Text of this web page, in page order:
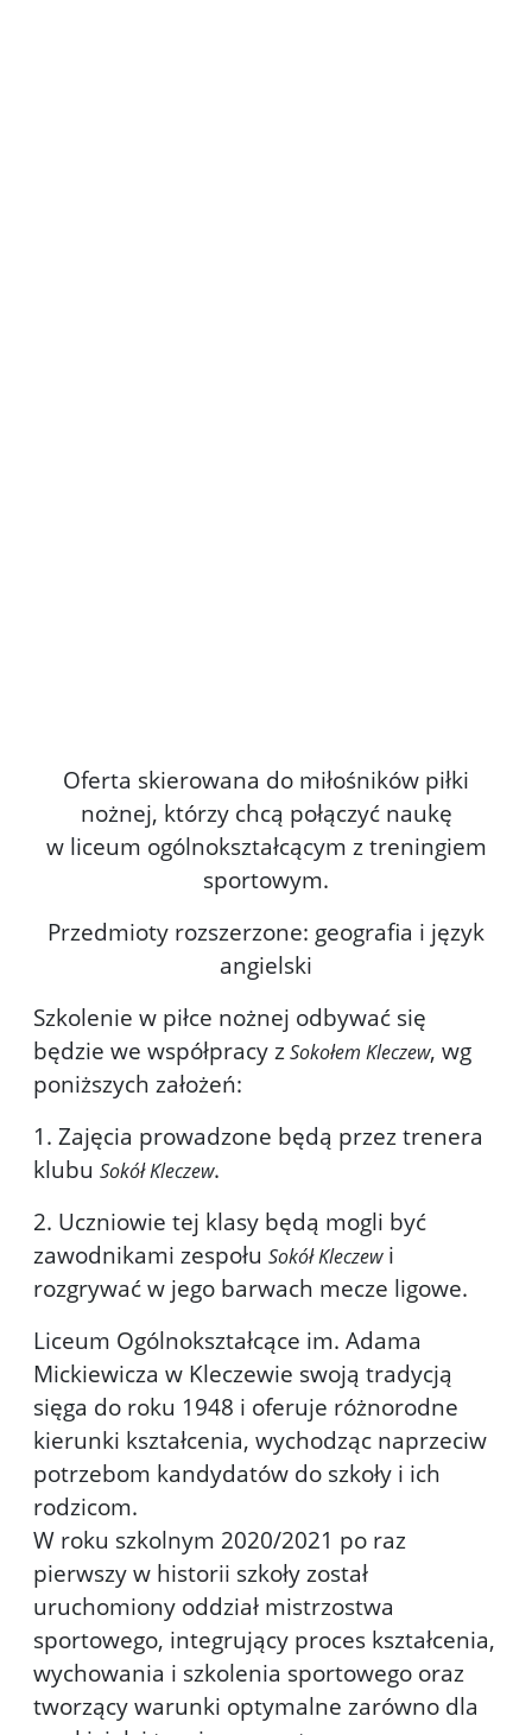
Oferta skierowana do miłośników piłki
nożnej, którzy chcą połączyć naukę
w liceum ogólnokształcącym z treningiem
sportowym.
Przedmioty rozszerzone: geografia i język
angielski
Szkolenie w piłce nożnej odbywać się
będzie we współpracy zSokołem Kleczew, wg
poniższych założeń:
1. Zajęcia prowadzone będą przez trenera
klubu Sokół Kleczew.
2. Uczniowie tej klasy będą mogli być
zawodnikami zespołu Sokół Kleczewi
rozgrywać w jego barwach mecze ligowe.
Liceum Ogólnokształcące im. Adama
Mickiewicza w Kleczewie swoją tradycją
sięga do roku 1948 i oferuje różnorodne
kierunki kształcenia, wychodząc naprzeciw
potrzebom kandydatów do szkoły i ich
rodzicom.
W roku szkolnym 2020/2021 po raz
pierwszy w historii szkoły został
uruchomiony oddział mistrzostwa
sportowego, integrujący proces kształcenia,
wychowania i szkolenia sportowego oraz
tworzący warunki optymalne zarówno dla